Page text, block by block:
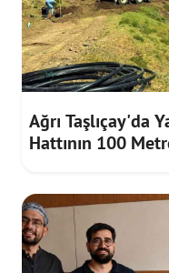
Ağrı Taşlıçay'da
Hattının 100